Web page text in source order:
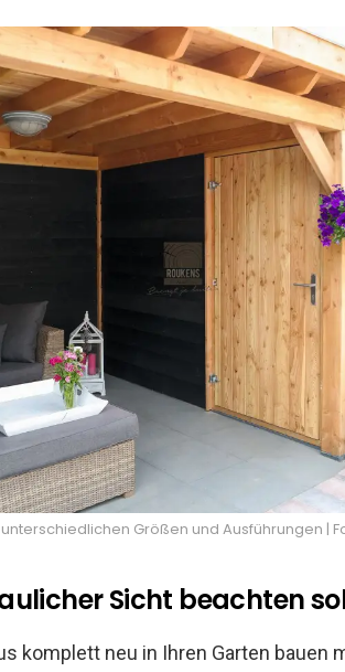
Größen und Ausführungen |
Sicht beachten
komplett neu in Ihren Garten bauen